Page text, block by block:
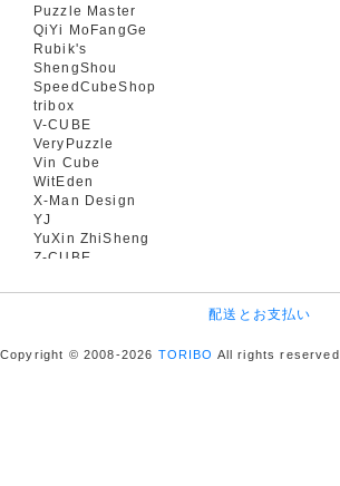
Puzzle Master
QiYi MoFangGe
Rubik's
ShengShou
SpeedCubeShop
tribox
V-CUBE
VeryPuzzle
Vin Cube
WitEden
X-Man Design
YJ
YuXin ZhiSheng
Z-CUBE
配送とお支払い
Copyright © 2008-2026 TORIBO All rights reserved.